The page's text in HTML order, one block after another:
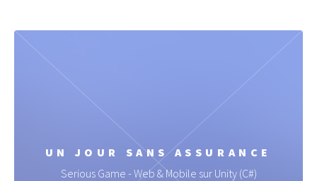
UN JOUR SANS ASSURANCE
Serious Game - Web & Mobile sur Unity (C#)